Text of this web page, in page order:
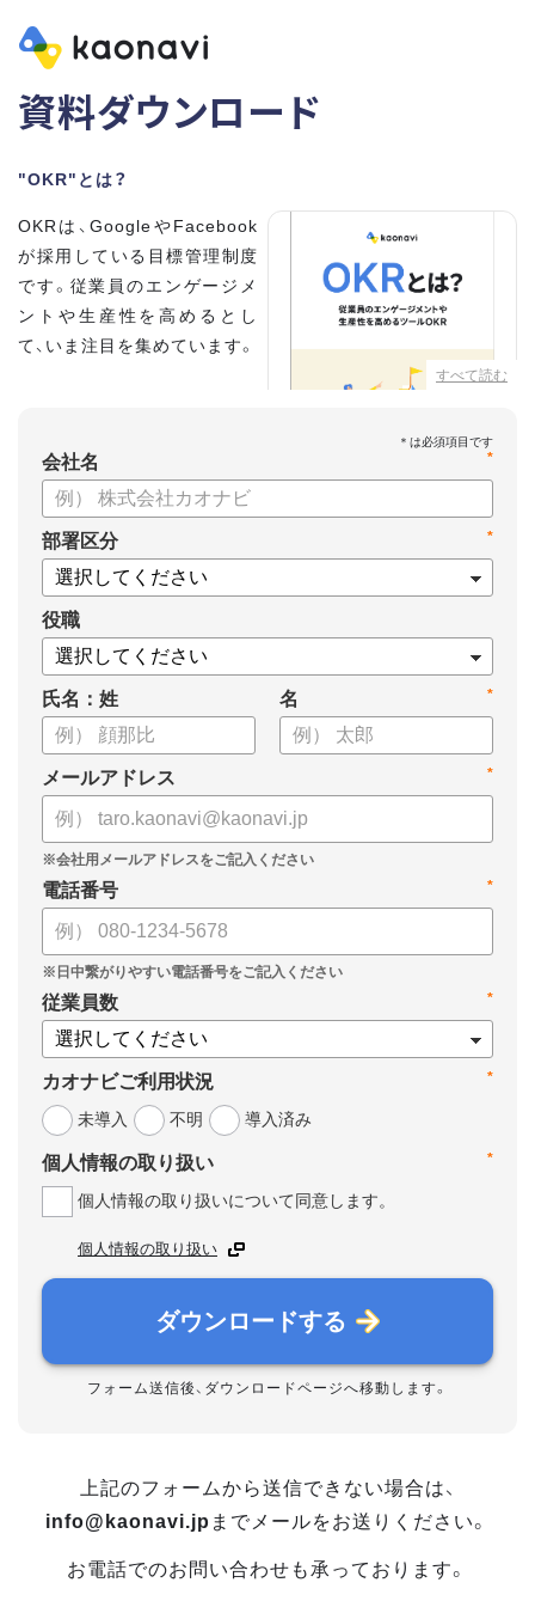
資料ダウンロード
"OKR"とは？
すべて読む
OKRは、GoogleやFacebook
が採用している目標管理制度
です。従業員のエンゲージメ
ントや生産性を高めるとし
て、いま注目を集めています。
・OKRと従来の目標管理制度
との違い
・OKRを導入、運用するにはどうすればいいのか
・OKRの運用を助けるツール
についてまとめましたので、ぜひお役立てください。
*
会社名
*
部署区分
役職
氏名：姓 *
名
*
メールアドレス
*
電話番号
*
従業員数
*
カオナビご利用状況
未導入
不明 導入済み
*
個人情報の取り扱い
個人情報の取り扱いについて同意します。
個人情報の取り扱い
ダウンロードする
フォーム送信後、ダウンロードページへ移動します。
上記のフォームから送信できない場合は、
info@kaonavi.jp までメールをお送りください。
お電話でのお問い合わせも承っております。